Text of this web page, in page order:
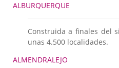
Peñas y Clubes Taurinos
ALBURQUERQUE
Construida a finales del
unas 4.500 localidades.
ALMENDRALEJO